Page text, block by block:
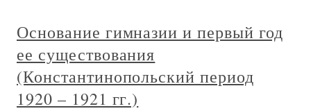
Основание гимназии и первый год
ее существования
(Константинопольский период
1920 – 1921 гг.)